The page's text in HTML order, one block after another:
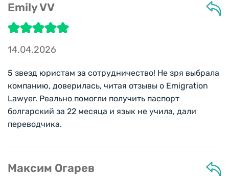
Emily VV
14.04.2026
5 звезд юристам за сотрудничество! Не зря выбрала
компанию, доверилась, читая отзывы о Emigration
Lawyer. Реально помогли получить паспорт
болгарский за 22 месяца и язык не учила, дали
переводчика.
Максим Огарев